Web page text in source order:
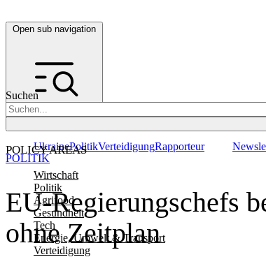
Open sub navigation
Suchen
POLICY AREAS
Wirtschaft
Politik
Agrifood
Gesundheit
Tech
Energie, Umwelt & Transport
Verteidigung
UkrainePolitikVerteidigungRapporteur
EU-Regierungschefs
ohne Zeitplan
POLITIK